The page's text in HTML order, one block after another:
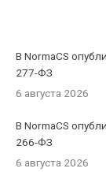
В NormaCS
277-ФЗ
6 августа 2026
В NormaCS
266-ФЗ
6 августа 2026